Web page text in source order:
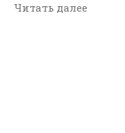
Читать далее